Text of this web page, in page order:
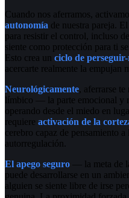
Cuando nos aferramos,
autonomía de nuestra pareja.
para resistir el control, incluso
siente como protección para ti
Esto crea un ciclo de
acercarte realmente la empujan
Neurológicamente, aferrarse te
límbico — la parte emocional y
operando desde el miedo en
requiere activación de la
cerebro capaz de pensamiento
autorregulación.
El apego seguro — la meta de
puede desarrollarse en un
alguien se siente libre de irse